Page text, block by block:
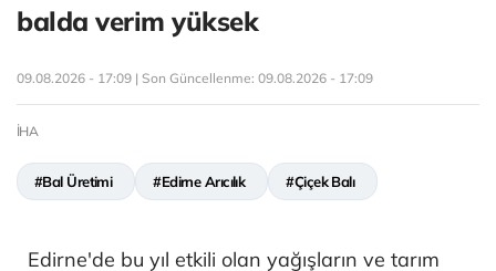
balda verim yüksek
09.08.2026 - 17:09 | Son Güncellenme: 09.08.2026 - 17:09
İHA
#Bal Üretimi #Edirne Arıcılık #Çiçek Balı
Edirne'de bu yıl etkili olan yağışların ve tarım